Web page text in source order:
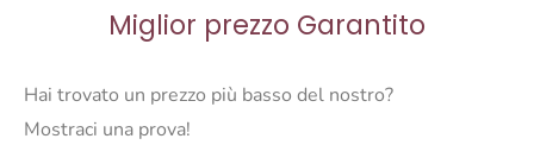
Miglior prezzo Garantito
Hai trovato un prezzo più basso del nostro?
Mostraci una prova!